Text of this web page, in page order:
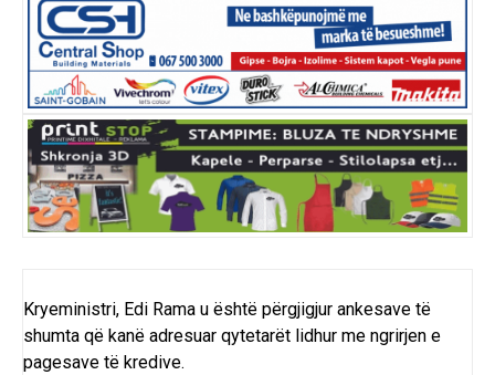
Kryeministri, Edi Rama u është përgjigjur ankesave të
shumta që kanë adresuar qytetarët lidhur me ngrirjen e
pagesave të kredive.